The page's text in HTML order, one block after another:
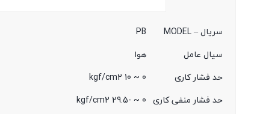
سریال – MODEL
PB
سیال عامل
هوا
حد فشار کاری
0 ~ 10 kgf/cm2
حد فشار منفی کاری 0 ~ -29.5 kgf/cm2